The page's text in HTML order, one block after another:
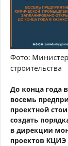
Фото:
строительства
До конца года
восемь
проектной
создать
в дирекции
проектов КЦИЭ